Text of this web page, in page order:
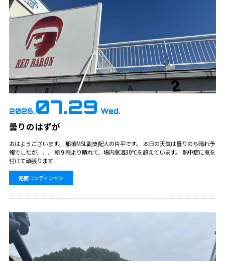
2026.07.29 Wed.
曇りのはずが
おはようございます。 那須MSL副支配人の片平です。 本日の天気は曇りのち晴れ予
報でしたが．．． 朝９時より晴れて、場内気温30℃を超えています。 熱中症に気を
付けて頑張ります！
路面コンディション